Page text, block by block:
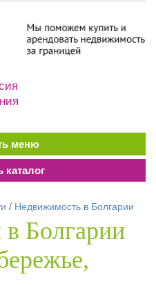
/ Недвижимость в Болгарии
Болгарии